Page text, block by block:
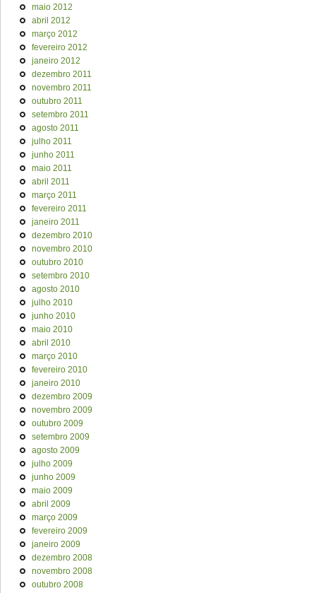
maio 2012
abril 2012
março 2012
fevereiro 2012
janeiro 2012
dezembro 2011
novembro 2011
outubro 2011
setembro 2011
agosto 2011
julho 2011
junho 2011
maio 2011
abril 2011
março 2011
fevereiro 2011
janeiro 2011
dezembro 2010
novembro 2010
outubro 2010
setembro 2010
agosto 2010
julho 2010
junho 2010
maio 2010
abril 2010
março 2010
fevereiro 2010
janeiro 2010
dezembro 2009
novembro 2009
outubro 2009
setembro 2009
agosto 2009
julho 2009
junho 2009
maio 2009
abril 2009
março 2009
fevereiro 2009
janeiro 2009
dezembro 2008
novembro 2008
outubro 2008